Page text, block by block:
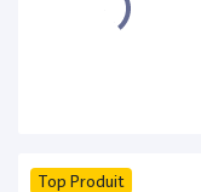
Top Produit